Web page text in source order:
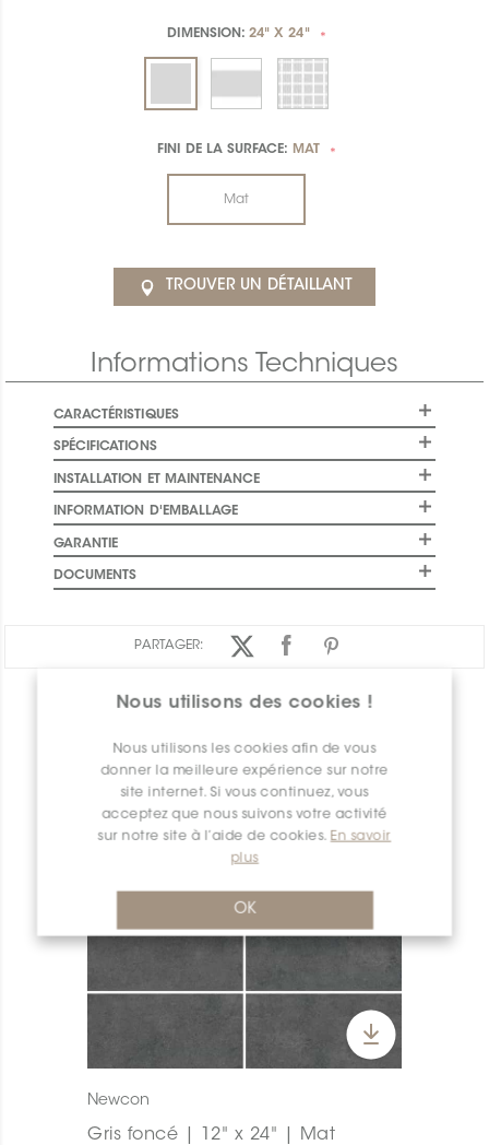
Nous utilisons des cookies !
Nous utilisons les cookies afin de vous
donner la meilleure expérience sur notre
site internet. Si vous continuez, vous
acceptez que nous suivons votre activité
sur notre site à l’aide de cookies. En savoir
plus
OK
DIMENSION:24" X 24" *
FINI DE LA SURFACE: MAT *
Mat
TROUVER UN DÉTAILLANT
Informations Techniques
CARACTÉRISTIQUES
SPÉCIFICATIONS
INSTALLATION ET MAINTENANCE
INFORMATION D'EMBALLAGE
GARANTIE
DOCUMENTS
PARTAGER:
APERÇU DES PRODUITS
Newcon
Gris foncé | 12" x 24" | Mat